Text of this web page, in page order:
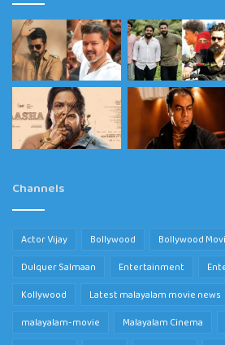
Channels
Actor Vijay Bollywood Bollywood
Dulquer Salmaan
Entertainment
Kollywood
Latest malayalam movie news
malayalam-movie
Malayalam Cinema